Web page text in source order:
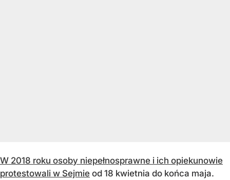
W 2018 roku osoby niepełnosprawne i ich opiekunowie
protestowali w Sejmie od 18 kwietnia do końca maja.